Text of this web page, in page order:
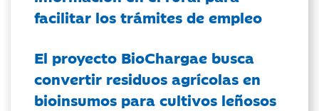
facilitar los trámites de empleo
El proyecto BioChargae busca
convertir residuos agrícolas en
bioinsumos para cultivos leñosos